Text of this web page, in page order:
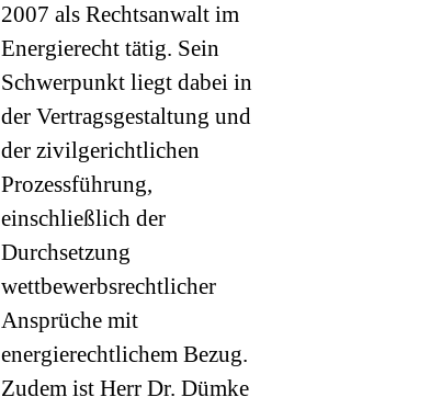
2007 als Rechtsanwalt im
Energierecht tätig. Sein
Schwerpunkt liegt dabei in
der Vertragsgestaltung und
der zivilgerichtlichen
Prozessführung,
einschließlich der
Durchsetzung
wettbewerbsrechtlicher
Ansprüche mit
energierechtlichem Bezug.
Zudem ist Herr Dr. Dümke